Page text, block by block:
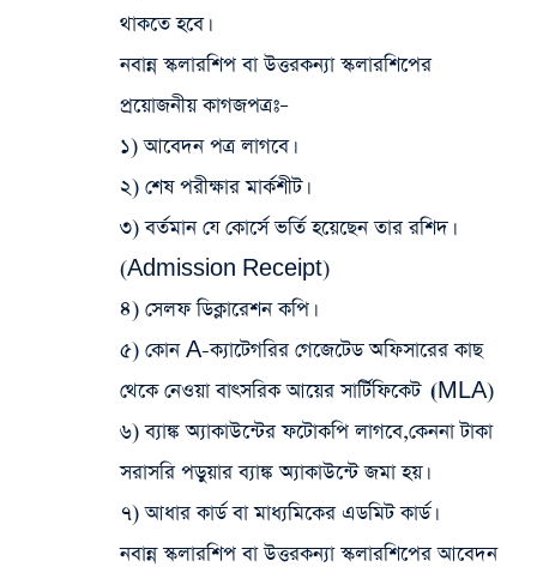
থাকতে হবে।
নবান্ন স্কলারশিপ বা উত্তরকন্যা স্কলারশিপের
প্রয়োজনীয় কাগজপত্রঃ–
১) আবেদন পত্র লাগবে।
২) শেষ পরীক্ষার মার্কশীট।
৩) বর্তমান যে কোর্সে ভর্তি হয়েছেন তার রশিদ।
(Admission Receipt)
৪) সেলফ ডিক্লারেশন কপি।
৫) কোন A-ক্যাটেগরির গেজেটেড অফিসারের কাছ
থেকে নেওয়া বাৎসরিক আয়ের সার্টিফিকেট ।(MLA)
৬) ব্যাঙ্ক অ্যাকাউন্টের ফটোকপি লাগবে,কেননা টাকা
সরাসরি পড়ুয়ার ব্যাঙ্ক অ্যাকাউন্টে জমা হয়।
৭) আধার কার্ড বা মাধ্যমিকের এডমিট কার্ড।
নবান্ন স্কলারশিপ বা উত্তরকন্যা স্কলারশিপের আবেদন